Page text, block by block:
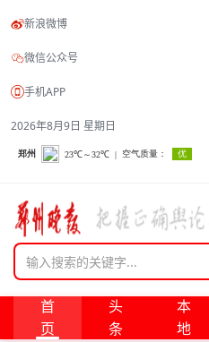
新浪微博
微信公众号
手机APP
2026年8月9日 星期日
首
页
头
条
本
地